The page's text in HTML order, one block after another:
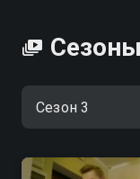
ресторанного
супермаркетах
доступных
Посмотреть
качестве на